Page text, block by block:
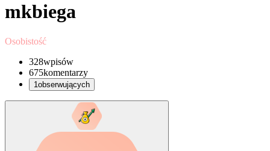
mkbiega
Osobistość
328wpisów
675komentarzy
1 obserwujących